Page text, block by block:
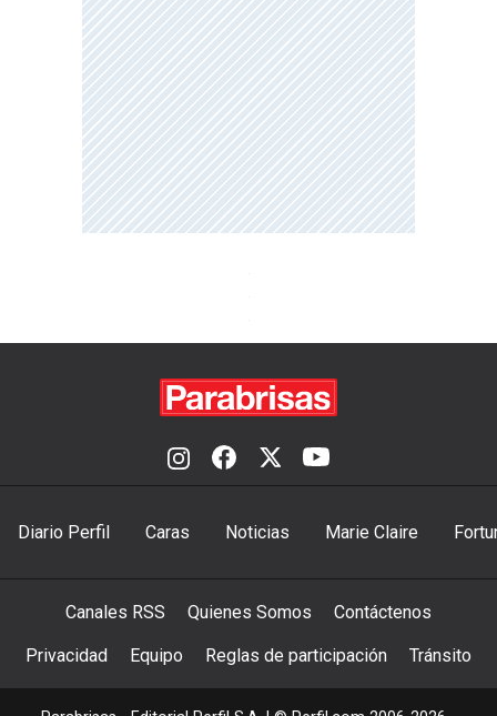
Diario Perfil Caras Noticias Marie Claire
Canales RSS Quienes Somos Contáctenos
Privacidad Equipo Reglas de participación Tránsito